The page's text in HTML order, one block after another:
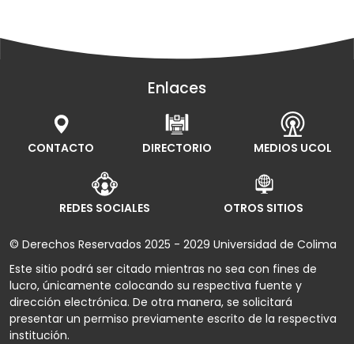
Enlaces
CONTACTO DIRECTORIO MEDIOS UCOL
REDES SOCIALES OTROS SITIOS
© Derechos Reservados 2025 - 2029 Universidad de Colima
Este sitio podrá ser citado mientras no sea con fines de
lucro, únicamente colocando su respectiva fuente y
dirección electrónica. De otra manera, se solicitará
presentar un permiso previamente escrito de la respectiva
institución.